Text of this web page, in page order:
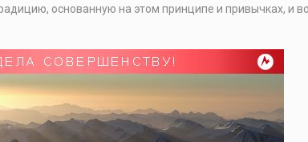
основанную на этом принципе и привычках, и